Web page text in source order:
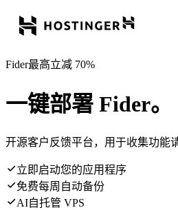
Fider最高立减 70%
一键部署 Fider。
开源客户反馈平台，用于收集功能
立即启动您的应用程序
免费每周自动备份
AI自托管 VPS